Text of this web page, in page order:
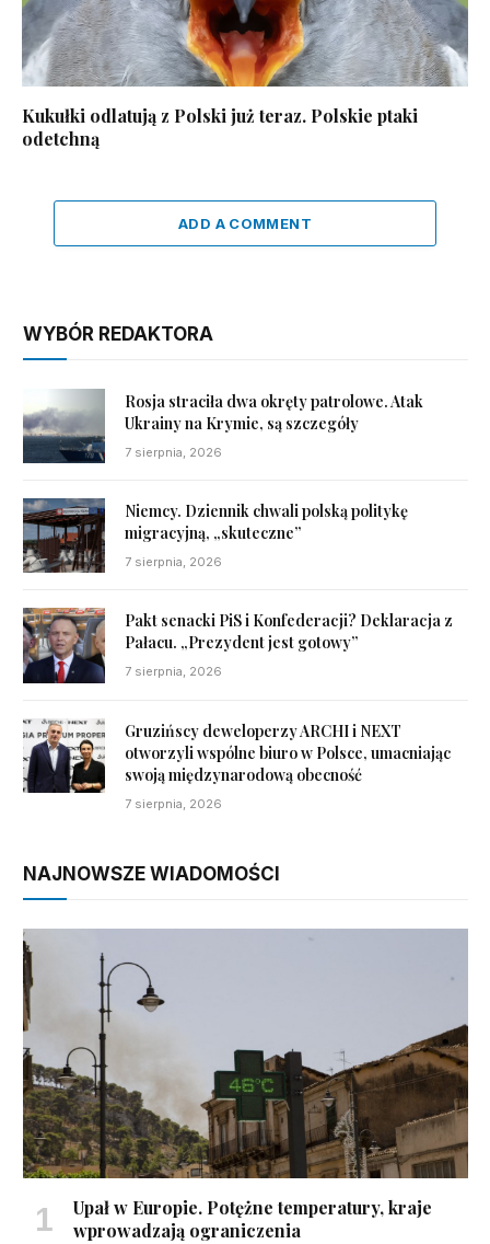
Kukułki odlatują z Polski już teraz. Polskie ptaki
odetchną
ADD A COMMENT
WYBÓR REDAKTORA
Rosja straciła dwa okręty patrolowe. Atak
Ukrainy na Krymie, są szczegóły
7 sierpnia, 2026
Niemcy. Dziennik chwali polską politykę
migracyjną, „skuteczne”
7 sierpnia, 2026
Pakt senacki PiS i Konfederacji? Deklaracja z
Pałacu. „Prezydent jest gotowy”
7 sierpnia, 2026
Gruzińscy deweloperzy ARCHI i NEXT
otworzyli wspólne biuro w Polsce, umacniając
swoją międzynarodową obecność
7 sierpnia, 2026
NAJNOWSZE WIADOMOŚCI
Upał w Europie. Potężne temperatury, kraje
wprowadzają ograniczenia